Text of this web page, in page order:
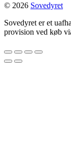
© 2026 Sovedyret
Sovedyret er et
provision ved køb